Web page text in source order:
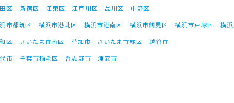
区 新宿区 江東区 江戸川区 品川区
中野区
市都筑区 横浜市港北区 横浜市港南区 横浜市鶴見区 横浜市戸塚区
横
区 さいたま市南区 草加市 さいたま市緑区
越谷市
市 千葉市稲毛区 習志野市 浦安市